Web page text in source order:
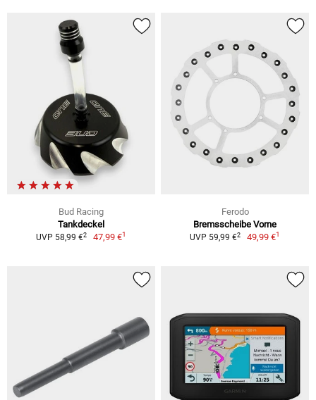
Bud Racing
Tankdeckel
UVP 58,99 €2 47,99 €1
Ferodo
Bremsscheibe Vorne
UVP 59,99 €2 49,99 €1